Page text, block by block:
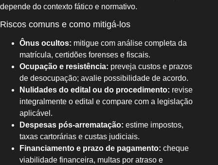
depende do contexto fático e normativo.
Riscos comuns e como mitigá-los
Ônus ocultos: mitigue com análise completa da
matrícula, certidões forenses e fiscais.
Ocupação e resistência: preveja custos e prazos
de desocupação; avalie possibilidade de acordo.
Nulidades do edital ou do procedimento: revise
integralmente o edital e compare com a legislação
aplicável.
Despesas pós-arrematação: estime impostos,
taxas cartorárias e custas judiciais.
Financiamento e prazo de pagamento: cheque
viabilidade financeira, multas por atraso e